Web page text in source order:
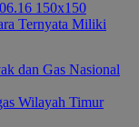
Ternyata Miliki
Wilayah Timur